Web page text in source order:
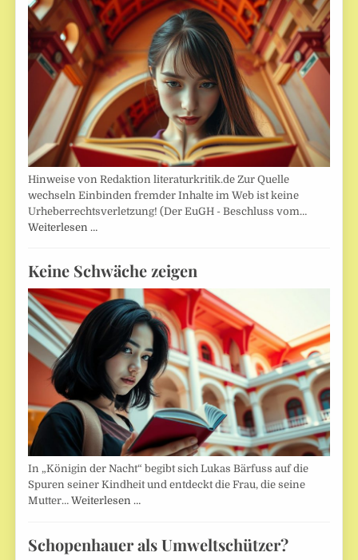
Hinweise von Redaktion literaturkritik.de Zur Quelle
wechseln Einbinden fremder Inhalte im Web ist keine
Urheberrechtsverletzung! (Der EuGH - Beschluss vom…
Weiterlesen …
Keine Schwäche zeigen
In „Königin der Nacht“ begibt sich Lukas Bärfuss auf die
Spuren seiner Kindheit und entdeckt die Frau, die seine
Mutter…Weiterlesen …
Schopenhauer als Umweltschützer?